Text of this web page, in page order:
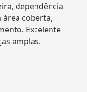
dependência
área coberta,
Excelente
amplas.